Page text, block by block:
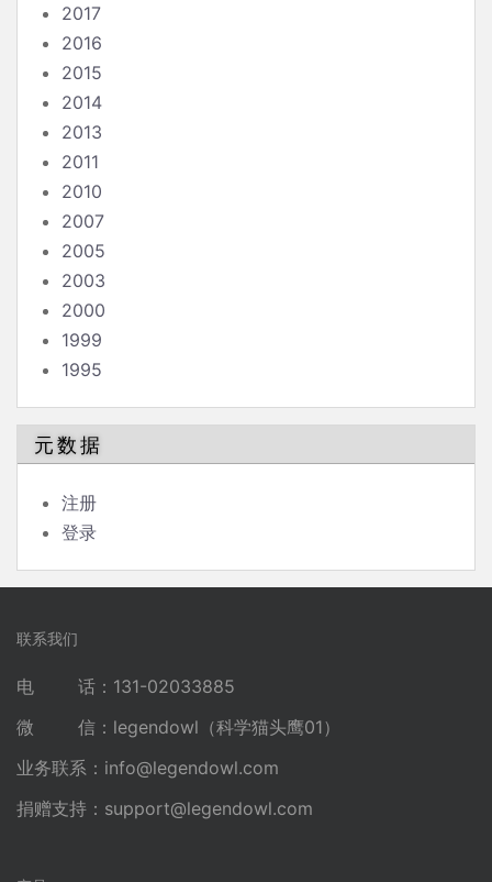
2017
2016
2015
2014
2013
2011
2010
2007
2005
2003
2000
1999
1995
元数据
注册
登录
联系我们
电 话：131-02033885
微 信：legendowl（科学猫头鹰01）
业务联系： info@legendowl.com
捐赠支持： support@legendowl.com